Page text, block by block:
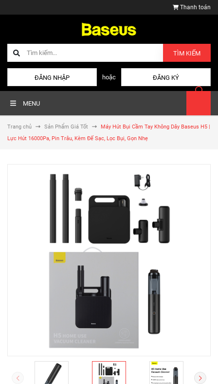
Thanh toán
TÌM KIẾM
ĐĂNG NHẬP hoặc ĐĂNG KÝ
MENU
Trang chủ Sản Phẩm Giá Tốt
Máy Hút Bụi Cầm Tay Không Dây Baseus H5 |
Lực Hút 16000Pa, Pin Trâu, Kèm Đế Sạc, Lọc Bụi, Gọn Nhẹ